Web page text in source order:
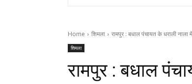
Home शिमला रामपुर : बधाल पंचायत के धराली नाला
शिमला
रामपुर : बधाल